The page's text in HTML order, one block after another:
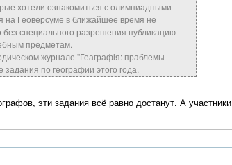
хотели ознакомиться с олимпиадными
на Геоверсуме в ближайшее время не
специального разрешения публикацию
предметам.
журнале "Геаграфія: праблемы
по географии этого года.
эти задания всё равно достанут. А участники